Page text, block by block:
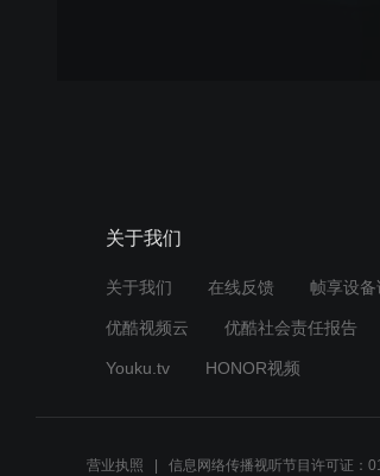
关于我们
关于我们 在线反馈 帧享设备
优酷视频云 优酷社会责任报告
Youku.tv HONOR视频
营业执照 信息网络传播视听节目许可证：